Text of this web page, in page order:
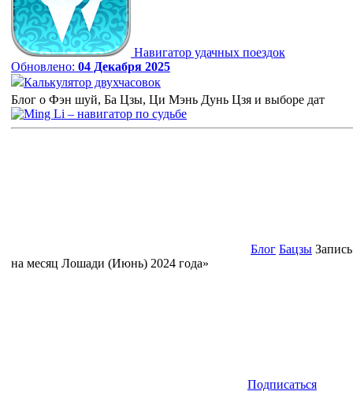
Навигатор удачных поездок
Обновлено: 04 Декабря 2025
Калькулятор двухчасовок
Блог о Фэн шуй, Ба Цзы, Ци Мэнь Дунь Цзя и выборе дат
Блог Бацзы
на месяц Лошади (Июнь) 2024 года»
Подписаться